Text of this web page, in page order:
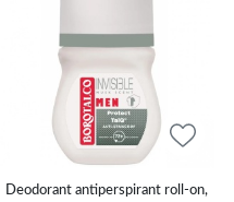
Deodorant antiperspirant roll-on,